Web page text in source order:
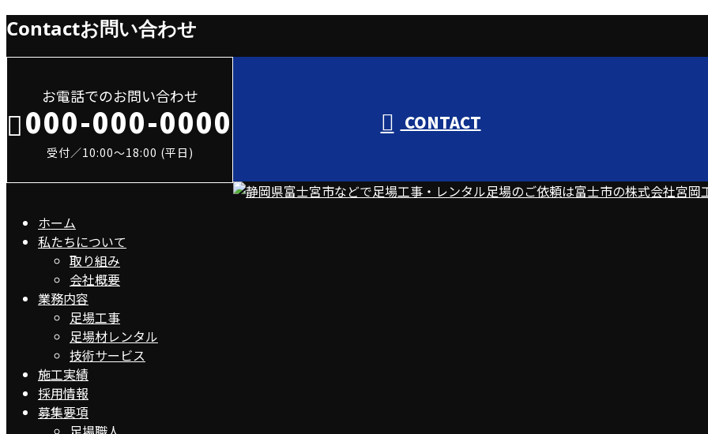
Contactお問い合わせ
お電話でのお問い合わせ
000-000-0000
受付／10:00～18:00 (平日)
CONTACT
ホーム
私たちについて
取り組み
会社概要
業務内容
足場工事
足場材レンタル
技術サービス
施工実績
採用情報
募集要項